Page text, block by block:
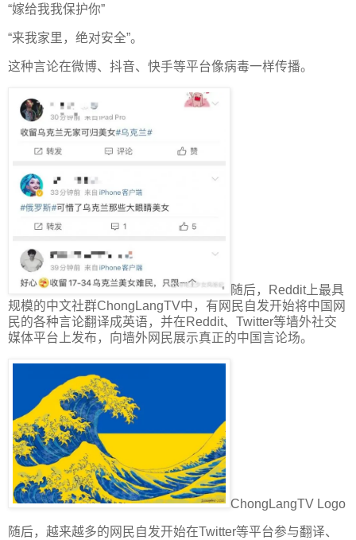
“嫁给我我保护你”
“来我家里，绝对安全”。
这种言论在微博、抖音、快手等平台像病毒一样传播。
随后，Reddit上最具
规模的中文社群ChongLangTV中，有网民自发开始将中国网
民的各种言论翻译成英语，并在Reddit、Twitter等墙外社交
媒体平台上发布，向墙外网民展示真正的中国言论场。
ChongLangTV Logo
随后，越来越多的网民自发开始在Twitter等平台参与翻译、